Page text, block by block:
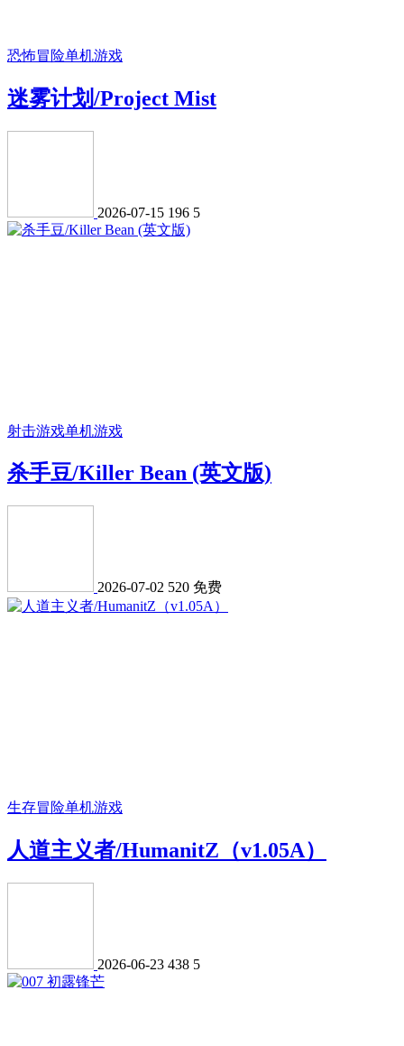
恐怖冒险单机游戏
迷雾计划/Project Mist
2026-07-15 196 5
射击游戏单机游戏
杀手豆/Killer Bean (英文版)
2026-07-02 520 免费
生存冒险单机游戏
人道主义者/HumanitZ（v1.05A）
2026-06-23 438 5